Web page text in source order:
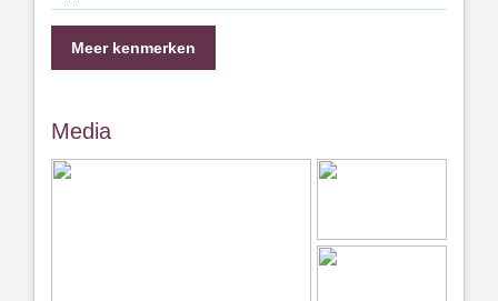
Meer kenmerken
Media